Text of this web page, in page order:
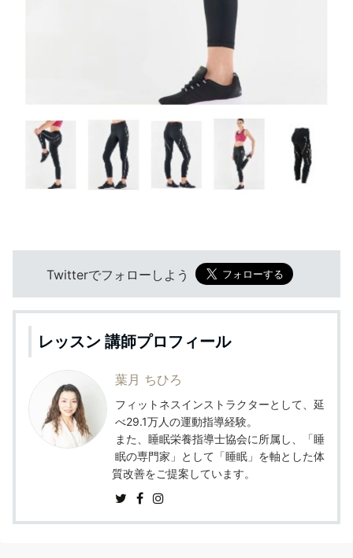
Twitterでフォローしよう
レッスン 講師プロフィール
葉月 ちひろ
フィットネスインストラクターとして、延
べ29.1万人の運動指導経験。
また、睡眠栄養指導士協会に所属し、「睡
眠の専門家」として「睡眠」を軸とした体
質改善をご提案しています。